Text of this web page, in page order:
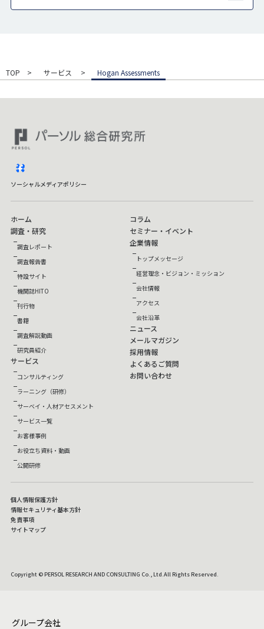
TOP サービス Hogan Assessments
ソーシャルメディアポリシー
ホーム
調査・研究
調査レポート
調査報告書
特設サイト
機関誌HITO
刊行物
書籍
調査解説動画
研究員紹介
サービス
コンサルティング
ラーニング（研修）
サーベイ・人材アセスメント
サービス一覧
お客様事例
お役立ち資料・動画
公開研修
コラム
セミナー・イベント
企業情報
トップメッセージ
経営理念・ビジョン・ミッション
会社情報
アクセス
会社沿革
ニュース
メールマガジン
採用情報
よくあるご質問
お問い合わせ
Copyright © PERSOL RESEARCH AND CONSULTING Co., Ltd.All Rights Reserved.
個人情報保護方針
情報セキュリティ基本方針
免責事項
サイトマップ
グループ会社